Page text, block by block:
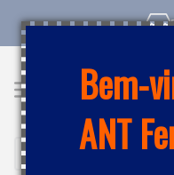
Bem-
ANT
Buscar